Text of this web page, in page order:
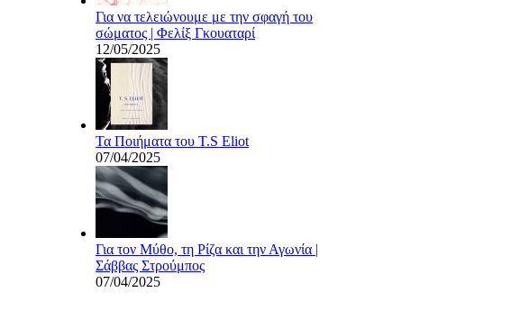
Για να τελειώνουμε με την σφαγή του
σώματος | Φελίξ Γκουαταρί
12/05/2025
Τα Ποιήματα του T.S Eliot
07/04/2025
Για τον Μύθο, τη Ρίζα και την Αγωνία |
Σάββας Στρούμπος
07/04/2025